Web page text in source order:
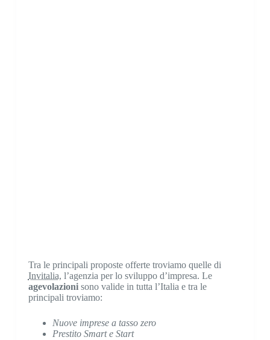
Tra le principali proposte offerte troviamo quelle di
Invitalia, l’agenzia per lo sviluppo d’impresa. Le
agevolazionisono valide in tutta l’Italia e tra le
principali troviamo:
Nuove imprese a tasso zero
Prestito Smart e Start